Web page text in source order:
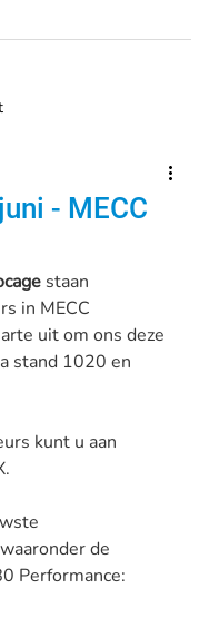
- MECC
staan
in MECC
uit om ons deze
stand 1020 en
kunt u aan
de
Performance: